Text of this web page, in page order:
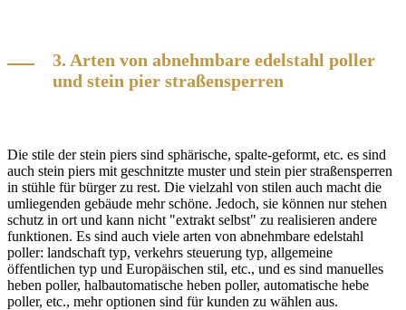
3. Arten von abnehmbare edelstahl poller
und stein pier straßensperren
Die stile der stein piers sind sphärische, spalte-geformt, etc. es sind
auch stein piers mit geschnitzte muster und stein pier straßensperren
in stühle für bürger zu rest. Die vielzahl von stilen auch macht die
umliegenden gebäude mehr schöne. Jedoch, sie können nur stehen
schutz in ort und kann nicht "extrakt selbst" zu realisieren andere
funktionen. Es sind auch viele arten von abnehmbare edelstahl
poller: landschaft typ, verkehrs steuerung typ, allgemeine
öffentlichen typ und Europäischen stil, etc., und es sind manuelles
heben poller, halbautomatische heben poller, automatische hebe
poller, etc., mehr optionen sind für kunden zu wählen aus.